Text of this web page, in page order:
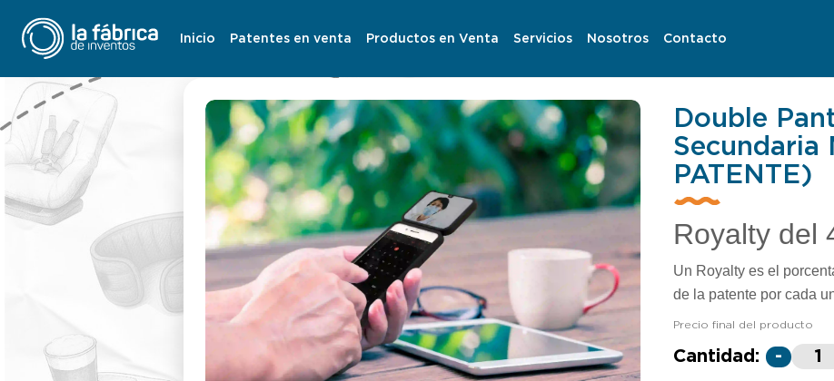
Inicio Patentes en venta Productos en Venta Servicios Nosotros Contacto
Double
Secundaria
PATENTE)
Royalty del
Un Royalty es el
de la patente por cada
Precio final del producto
Cantidad: -